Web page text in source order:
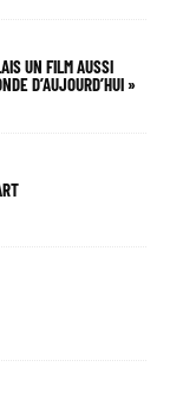
UN FILM AUSSI
D’AUJOURD’HUI »